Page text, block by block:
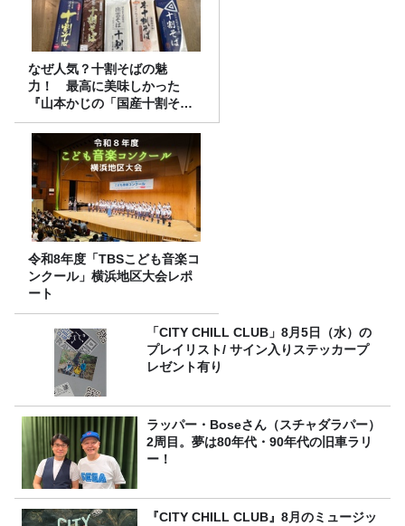
なぜ人気？十割そばの魅
力！ 最高に美味しかった
『山本かじの「国産十割そ
ば」』とは？【十割そば10種
食べ比べ】
令和8年度「TBSこども音楽コ
ンクール」横浜地区大会レポ
ート
「CITY CHILL CLUB」8月5日（水）の
プレイリスト/ サイン入りステッカープ
レゼント有り
ラッパー・Boseさん（スチャダラパー）
2周目。夢は80年代・90年代の旧車ラリ
ー！
『CITY CHILL CLUB』8月のミュージッ